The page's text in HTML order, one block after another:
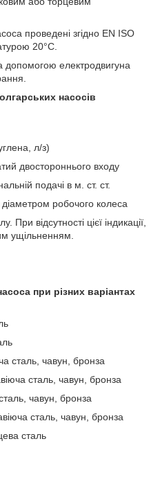
проведені згідно EN ISO
20°С.
допомогою електродвигуна
насосів
л/з)
двостороннього входу
подачі в м. ст. ст.
робочого колеса
відсутності цієї індикації,
ущільненням.
при різних варіантах
сталь, чавун, бронза
сталь, чавун, бронза
чавун, бронза
сталь, чавун, бронза
сталь